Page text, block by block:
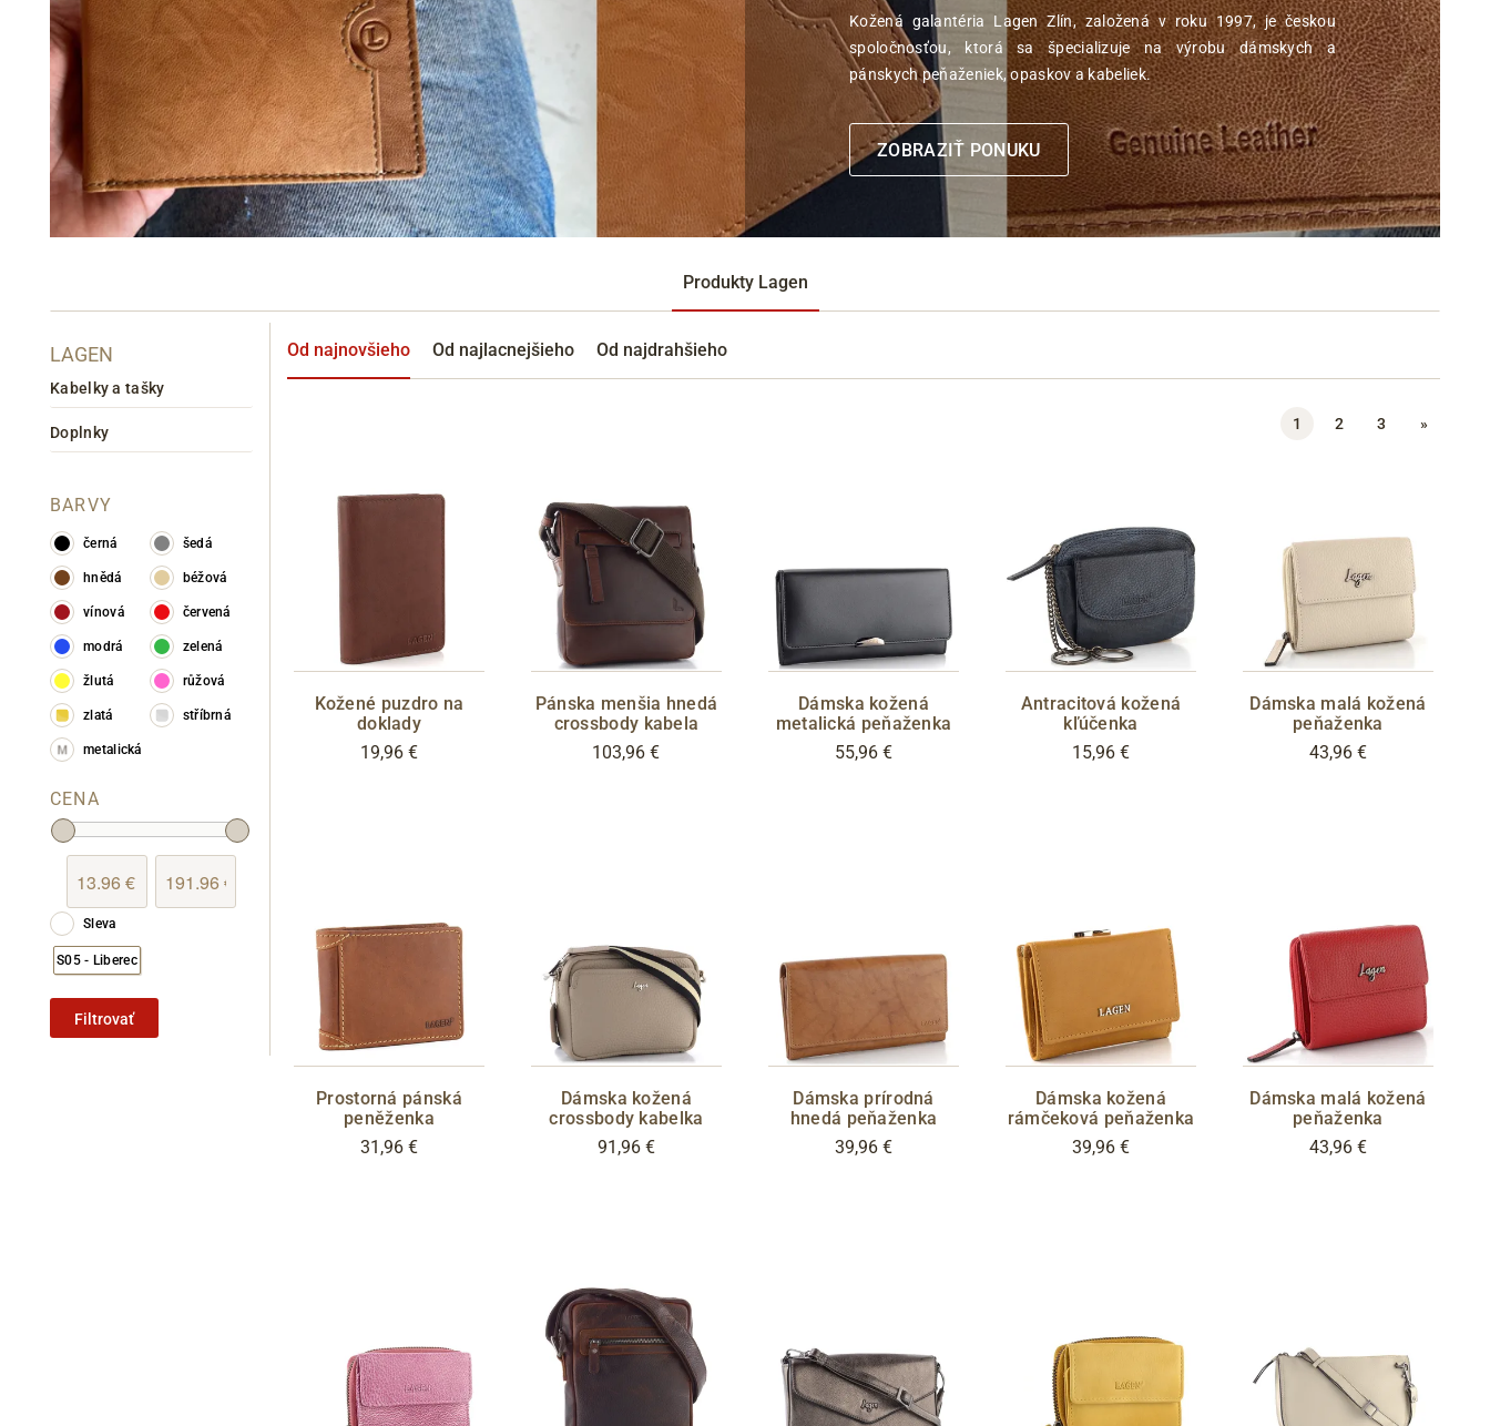
Cez Google
Informace ozpracování osobních údajů.
Kožená galantéria Lagen Zlín, založená v roku 1997, je českou
spoločnosťou, ktorá sa špecializuje na výrobu dámskych a
pánskych peňaženiek, opaskov a kabeliek.
ZOBRAZIŤ PONUKU
Produkty Lagen
LAGEN
Kabelky a tašky
Doplnky
BARVY
černá šedá
hnědá béžová
vínová červená
modrá zelená
žlutá růžová
zlatá stříbrná
metalická
CENA
Sleva
S05 - Liberec
Filtrovať
Od najnovšieho Od najlacnejšieho Od najdrahšieho
1 2 3 »
Kožené puzdro na
doklady
19,96 €
Pánska menšia hnedá
crossbody kabela
103,96 €
Dámska kožená
metalická peňaženka
55,96 €
Antracitová kožená
kľúčenka
15,96 €
Dámska malá kožená
peňaženka
43,96 €
Prostorná pánská
peněženka
31,96 €
Dámska kožená
crossbody kabelka
91,96 €
Dámska prírodná
hnedá peňaženka
39,96 €
Dámska kožená
rámčeková peňaženka
39,96 €
Dámska malá kožená
peňaženka
43,96 €